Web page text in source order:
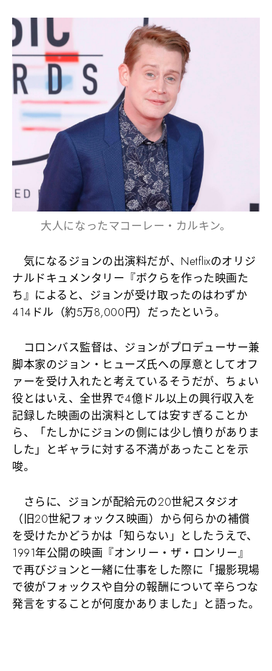
大人になったマコーレー・カルキン。
気になるジョンの出演料だが、Netflixのオリジ
ナルドキュメンタリー『ボクらを作った映画た
ち』によると、ジョンが受け取ったのはわずか
414ドル（約5万8,000円）だったという。
コロンバス監督は、ジョンがプロデューサー兼
脚本家のジョン・ヒューズ氏への厚意としてオフ
ァーを受け入れたと考えているそうだが、ちょい
役とはいえ、全世界で4億ドル以上の興行収入を
記録した映画の出演料としては安すぎることか
ら、「たしかにジョンの側には少し憤りがありま
した」とギャラに対する不満があったことを示
唆。
さらに、ジョンが配給元の20世紀スタジオ
（旧20世紀フォックス映画）から何らかの補償
を受けたかどうかは「知らない」としたうえで、
1991年公開の映画『オンリー・ザ・ロンリー』
で再びジョンと一緒に仕事をした際に「撮影現場
で彼がフォックスや自分の報酬について辛らつな
発言をすることが何度かありました」と語った。